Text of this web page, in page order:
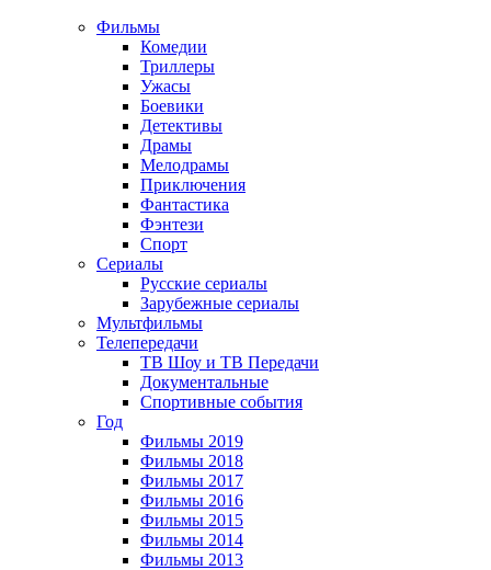
Фильмы
Комедии
Триллеры
Ужасы
Боевики
Детективы
Драмы
Мелодрамы
Приключения
Фантастика
Фэнтези
Спорт
Сериалы
Русские сериалы
Зарубежные сериалы
Мультфильмы
Телепередачи
ТВ Шоу и ТВ Передачи
Документальные
Спортивные события
Год
Фильмы 2019
Фильмы 2018
Фильмы 2017
Фильмы 2016
Фильмы 2015
Фильмы 2014
Фильмы 2013